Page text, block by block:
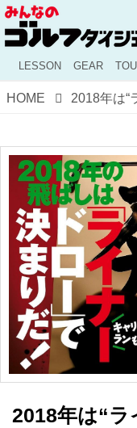
LESSON GEAR
HOME
2018年は“ラ